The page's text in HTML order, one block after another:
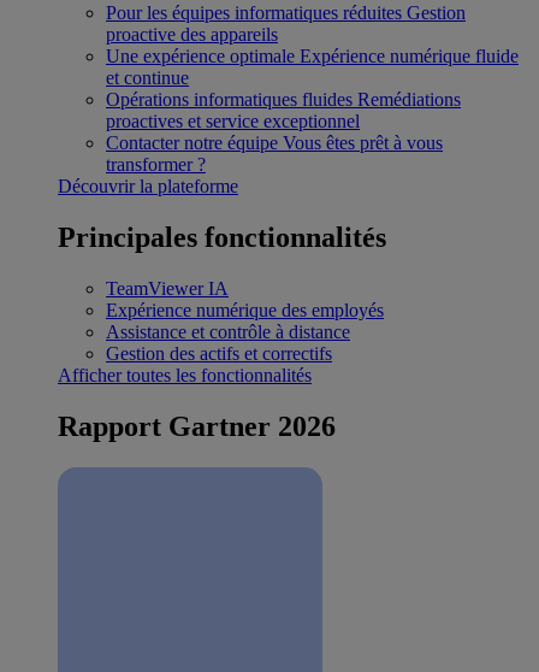
Pour les équipes informatiques réduites Gestion
proactive des appareils
Une expérience optimale Expérience numérique fluide
et continue
Opérations informatiques fluides Remédiations
proactives et service exceptionnel
Contacter notre équipe Vous êtes prêt à vous
transformer ?
Découvrir la plateforme
Principales fonctionnalités
TeamViewer IA
Expérience numérique des employés
Assistance et contrôle à distance
Gestion des actifs et correctifs
Afficher toutes les fonctionnalités
Rapport Gartner 2026